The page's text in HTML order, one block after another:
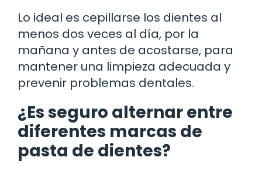
Lo ideal es cepillarse los dientes al
menos dos veces al día, por la
mañana y antes de acostarse, para
mantener una limpieza adecuada y
prevenir problemas dentales.
¿Es seguro alternar entre
diferentes marcas de
pasta de dientes?